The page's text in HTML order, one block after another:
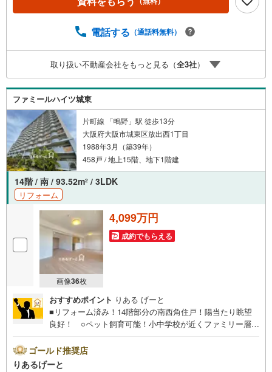
応致します！・営業時間:9:00～21:00上記の時間帯は、お
相談、承ります！■【無料送迎】「小さなお子さまをつれて
ご相談ください！営業スタッフがご自宅に伺って送迎致し
ます！【リフォーム相談】資格を持った専門スタッフがお
悩みに合わせてお話をうかがい、お客さまにぴったりの提
案を行います！■その他:物件相談、住宅ローン相談、ご質
問、気になること、何でもお気軽にご相談ください！
電話する （通話料無料）
取り扱い不動産会社をもっと見る（全3社）
ファミールハイツ城東
片町線 「鴫野」駅 徒歩13分
大阪府大阪市城東区放出西1丁目
1988年3月（築39年）
458戸 / 地上15階、地下1階建
14階 / 南 / 93.52m2 / 3LDK
リフォーム
画像36枚
4,099万円
成約でもらえる
おすすめポイント りある げーと
■リフォーム済み！14階部分の南西角住戸！陽当たり眺望
良好！ ○ペット飼育可能！小中学校が近くファミリー層に
阪メトロの3WAYアクセス！■物件検討中のお客さま！ちょ
っと見学してみたいだけなどでも内覧可能です！売主さま
ゴールド推奨店
りあるげーと